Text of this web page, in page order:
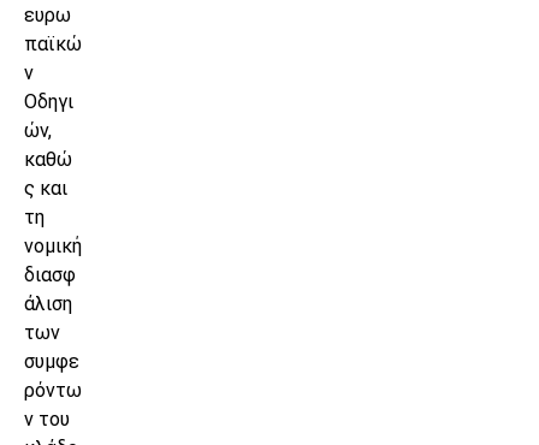
ευρω
παϊκώ
ν
Οδηγι
ών,
καθώ
ς και
τη
νομική
διασφ
άλιση
των
συμφε
ρόντω
ν του